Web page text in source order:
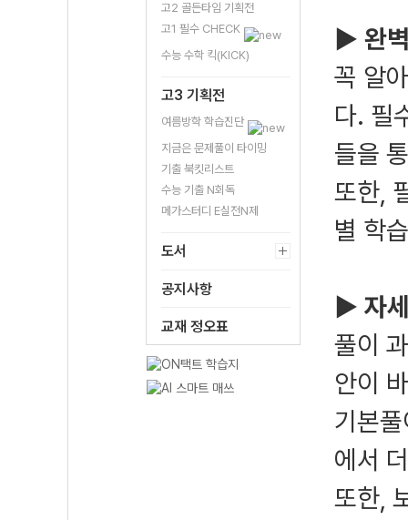
고2 골든타임 기획전
고1 필수 CHECK
수능 수학 킥(KICK)
고3 기획전
여름방학 학습진단
지금은 문제풀이 타이밍
기출 북킷리스트
수능 기출 N회독
메가스터디 E실전N제
도서
공지사항
교재 정오표
▶ 완
꼭 알
다. 필
들을
또한,
별 학
▶ 자
풀이
안이
기본
에서
또한,